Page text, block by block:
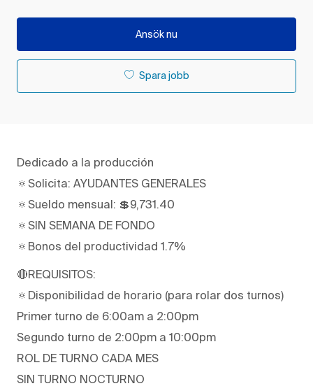
Ansök nu
Spara jobb
Dedicado a la producción
🔅Solicita: AYUDANTES GENERALES
🔅Sueldo mensual: 💲9,731.40
🔅SIN SEMANA DE FONDO
🔅Bonos del productividad 1.7%
🔴REQUISITOS:
🔅Disponibilidad de horario (para rolar dos turnos)
Primer turno de 6:00am a 2:00pm
Segundo turno de 2:00pm a 10:00pm
ROL DE TURNO CADA MES
SIN TURNO NOCTURNO